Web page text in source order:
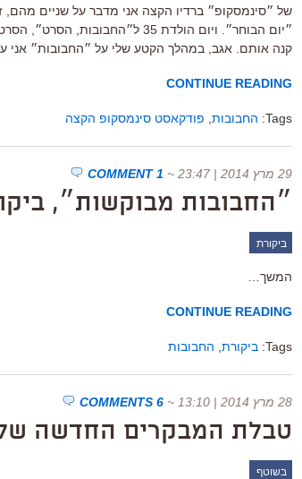
של ״סינמסקופ״ ברדיו הקצה אני מדבר על שניים
״יום הבוחר״. ויום הולדת 35
קנה אותם. אגב, במהלך הקטע שלי על ״החבובות״ אני
CONTINUE READING
Tags: החבובות פודקאסט סינמסקופ הקצה
29 מרץ 2014 | 23:47 ~
1 COMMENT
״החבובות מבוקשות״,
ביקורת
המשך…
CONTINUE READING
Tags: ביקורת החבובות
28 מרץ 2014 | 13:10 ~
6 COMMENTS
טבלת המבקרים החדשה של ישראל,
בשוטף